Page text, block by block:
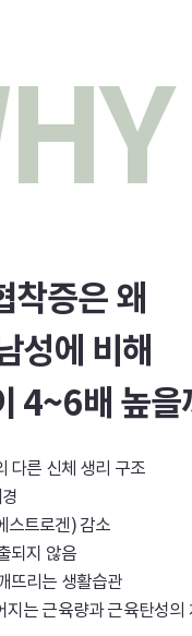
착증은 왜
성에 비해
4~6배 높을
다른 신체 생리 구조
스트로겐) 감소
되지 않음
뜨리는 생활습관
는 근육량과 근육탄성의